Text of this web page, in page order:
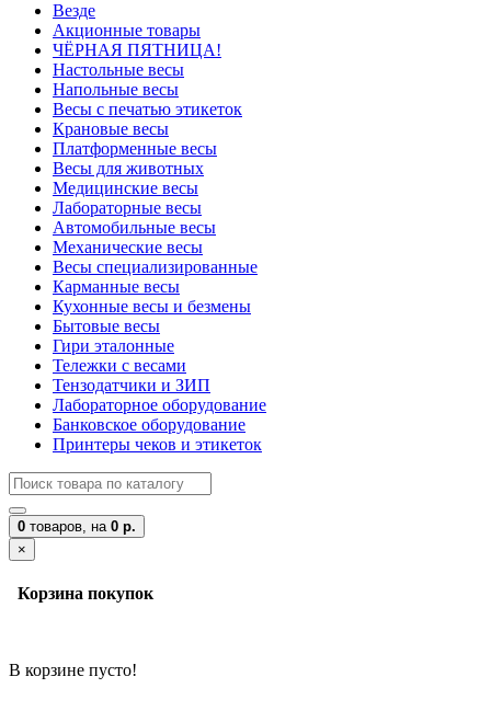
Везде
Акционные товары
ЧЁРНАЯ ПЯТНИЦА!
Настольные весы
Напольные весы
Весы с печатью этикеток
Крановые весы
Платформенные весы
Весы для животных
Медицинские весы
Лабораторные весы
Автомобильные весы
Механические весы
Весы специализированные
Карманные весы
Кухонные весы и безмены
Бытовые весы
Гири эталонные
Тележки с весами
Тензодатчики и ЗИП
Лабораторное оборудование
Банковское оборудование
Принтеры чеков и этикеток
0 товаров, на 0 р.
×
Корзина покупок
В корзине пусто!